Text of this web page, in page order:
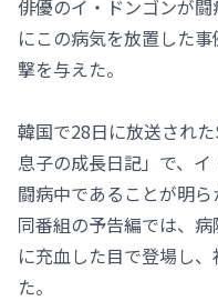
俳優のイ・ドンゴンが
にこの病気を放置した
撃を与えた。
韓国で28日に放送され
息子の成長日記」で、
闘病中であることが明
同番組の予告編では、
に充血した目で登場し
た。